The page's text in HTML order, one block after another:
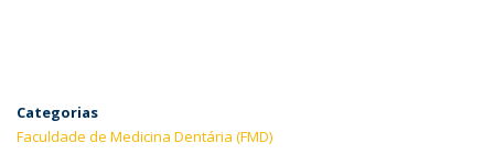
Categorias
Faculdade de Medicina Dentária (FMD)